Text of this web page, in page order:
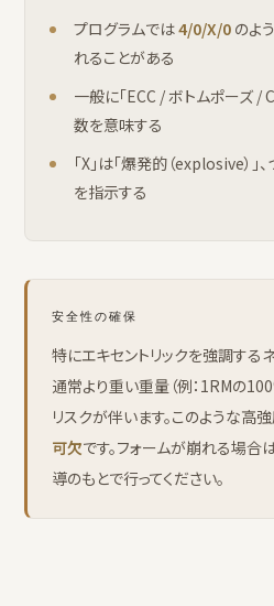
プログラムでは4/0/X/0 のよ
れることがある
一般に「ECC / ボトムポーズ /
数を意味する
「X」は「爆発的（explosive）
を指示する
安全性の確保
特にエキセントリックを強調する
通常より重い重量（例：1RMの
リスクが伴います。このような高
可欠です。フォームが崩れる場合
導のもとで行ってください。